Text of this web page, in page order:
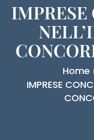
Home
IMPRESE